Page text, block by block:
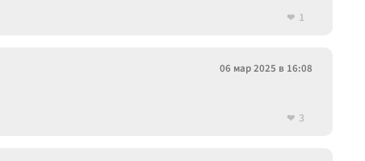
1
06 мар 2025 в 16:08
3